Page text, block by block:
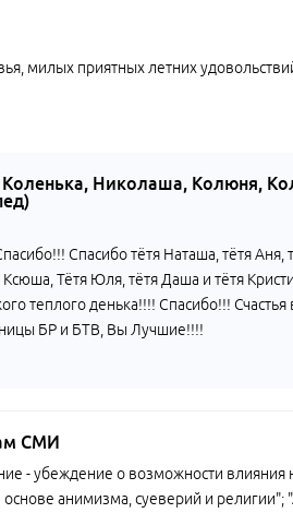
милых приятных летних
Коленька, Николаша, Колюня,
Спасибо тётя Наташа, тётя
Ксюша, Тётя Юля, тётя Даша и тётя
теплого денька!!!! Спасибо!!!
БР и БТВ, Вы Лучшие!!!!
СМИ
- убеждение о возможности влияния
анимизма, суеверий и